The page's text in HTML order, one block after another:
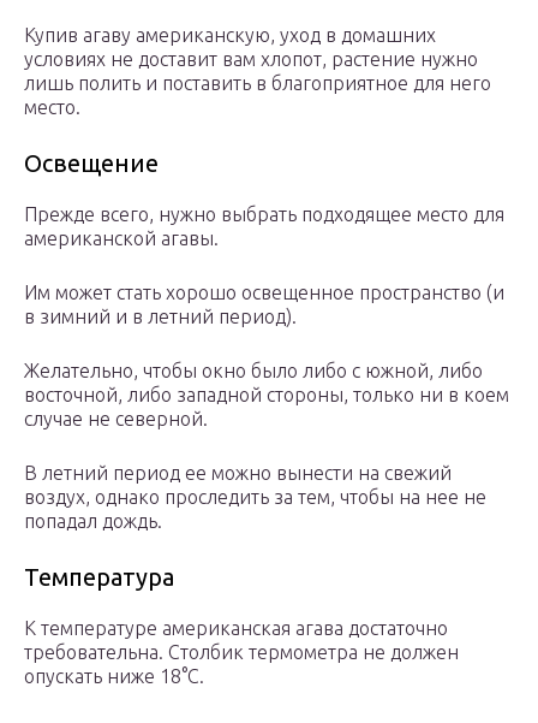
Купив агаву американскую, уход в домашних
условиях не доставит вам хлопот, растение нужно
лишь полить и поставить в благоприятное для него
место.
Освещение
Прежде всего, нужно выбрать подходящее место для
американской агавы.
Им может стать хорошо освещенное пространство (и
в зимний и в летний период).
Желательно, чтобы окно было либо с южной, либо
восточной, либо западной стороны, только ни в коем
случае не северной.
В летний период ее можно вынести на свежий
воздух, однако проследить за тем, чтобы на нее не
попадал дождь.
Температура
К температуре американская агава достаточно
требовательна. Столбик термометра не должен
опускать ниже 18°C.